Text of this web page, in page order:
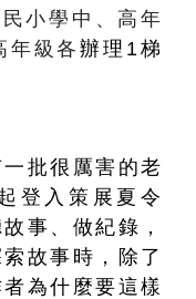
小學中、高年
年級各辦理1梯
批很厲害的老
登入策展夏令
事、做紀錄，
故事時，除了
為什麼要這樣